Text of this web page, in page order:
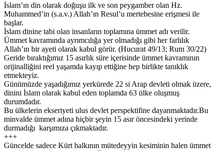
İslam’ın din olarak doğuşu ilk ve son peygamber olan Hz.
Muhammed’in (s.a.v.) Allah’ın Resul’u mertebesine erişmesi ile
başlar.
İslam dinine tabi olan insanların toplamına ümmet adı verilir.
Ümmet kavramında ayrımcılığa yer olmadığı gibi her farlılık
Allah’ın bir ayeti olarak kabul görür. (Hucurat 49/13; Rum 30/22)
Geride bıraktığımız 15 asırlık süre içerisinde ümmet kavramının
orijinalliğini reel yaşamda kayıp ettiğine hep birlikte tanıklık
etmekteyiz.
Günümüzde yaşadığımız yerkürede 22 si Arap devleti olmak üzere,
dinini İslam olarak kabul eden toplamda 63 ülke oluşmuş
durumdadır.
Bu ülkelerin ekseriyeti ulus devlet perspektifine dayanmaktadır.Bu
minvalde ümmet adına hiçbir şeyin 15 asır öncesindeki yerinde
durmadığı karşımıza çıkmaktadır.
+++
Güncelde sadece Kürt halkının mütedeyyin kesiminin halen ümmet